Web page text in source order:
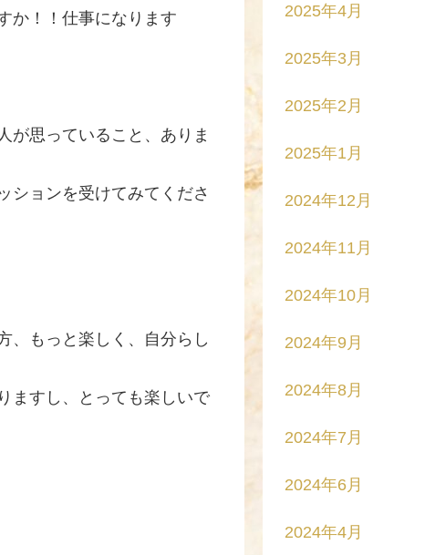
か！！仕事になります
が思っていること、ありま
ションを受けてみてくださ
、もっと楽しく、自分らし
ますし、とっても楽しいで
2025年4月
2025年3月
2025年2月
2025年1月
2024年12月
2024年11月
2024年10月
2024年9月
2024年8月
2024年7月
2024年6月
2024年4月